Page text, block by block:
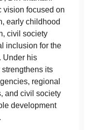
vision focused on
early childhood
civil society
inclusion for the
Under his
its
regional
and civil society
development